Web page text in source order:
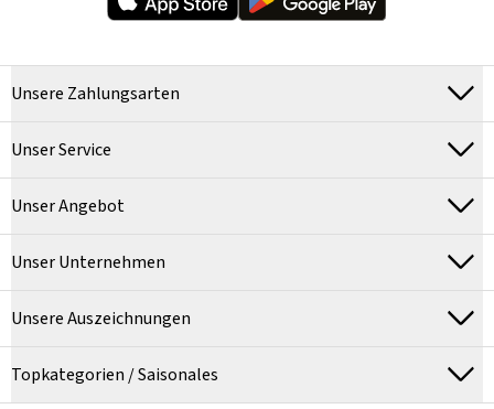
Unsere Zahlungsarten
Unser Service
Unser Angebot
Unser Unternehmen
Unsere Auszeichnungen
Topkategorien / Saisonales